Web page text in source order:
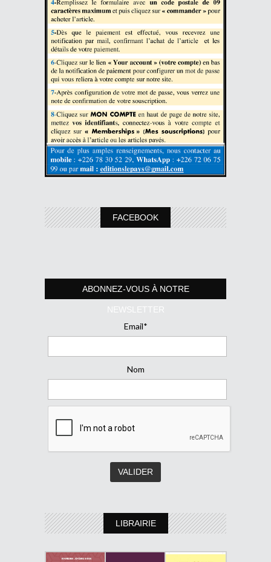
FACEBOOK
ABONNEZ-VOUS À NOTRE
NEWSLETTER
Email*
Nom
LIBRAIRIE